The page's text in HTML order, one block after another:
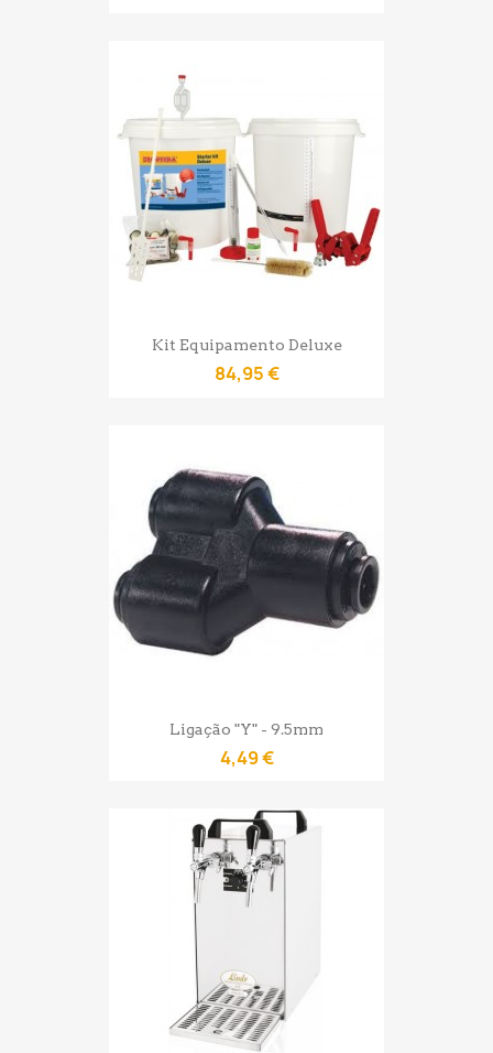
Kit Equipamento Deluxe
84,95 €
Ligação "Y" - 9.5mm
4,49 €